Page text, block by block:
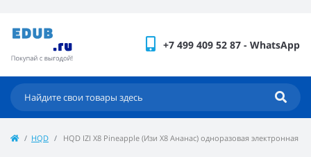
+7 499 409 52 87 - WhatsApp
HQD HQD IZI X8 Pineapple (Изи Х8 Ананас) одноразовая электронная